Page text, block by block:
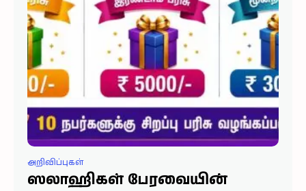
அறிவிப்புகள்
ஸலாஹிகள் பேரவையின்